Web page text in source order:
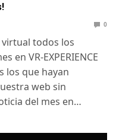
0
todos los
en VR-EXPERIENCE
los que hayan
web sin
del mes en…